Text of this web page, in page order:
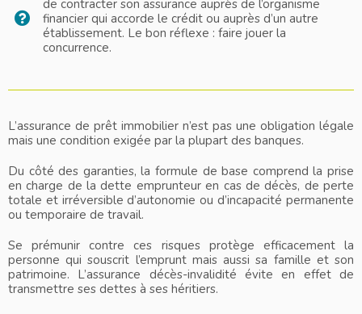
de contracter son assurance auprès de l’organisme
financier qui accorde le crédit ou auprès d’un autre
établissement. Le bon réflexe : faire jouer la
concurrence.
L’assurance de prêt immobilier n’est pas une obligation légale
mais une condition exigée par la plupart des banques.
Du côté des garanties, la formule de base comprend la prise
en charge de la dette emprunteur en cas de décès, de perte
totale et irréversible d’autonomie ou d’incapacité permanente
ou temporaire de travail.
Se prémunir contre ces risques protège efficacement la
personne qui souscrit l’emprunt mais aussi sa famille et son
patrimoine. L’assurance décès-invalidité évite en effet de
transmettre ses dettes à ses héritiers.